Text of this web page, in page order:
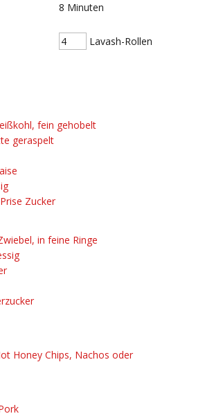
8 Minuten
Lavash-Rollen
fein gehobelt
geraspelt
Zucker
in feine Ringe
Honey Chips, Nachos oder